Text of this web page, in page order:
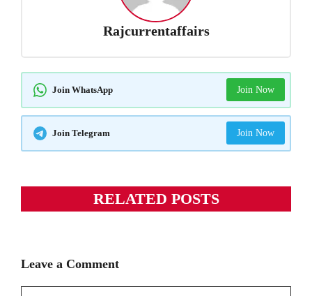
Rajcurrentaffairs
Join WhatsApp Join Now
Join Telegram Join Now
RELATED POSTS
Leave a Comment